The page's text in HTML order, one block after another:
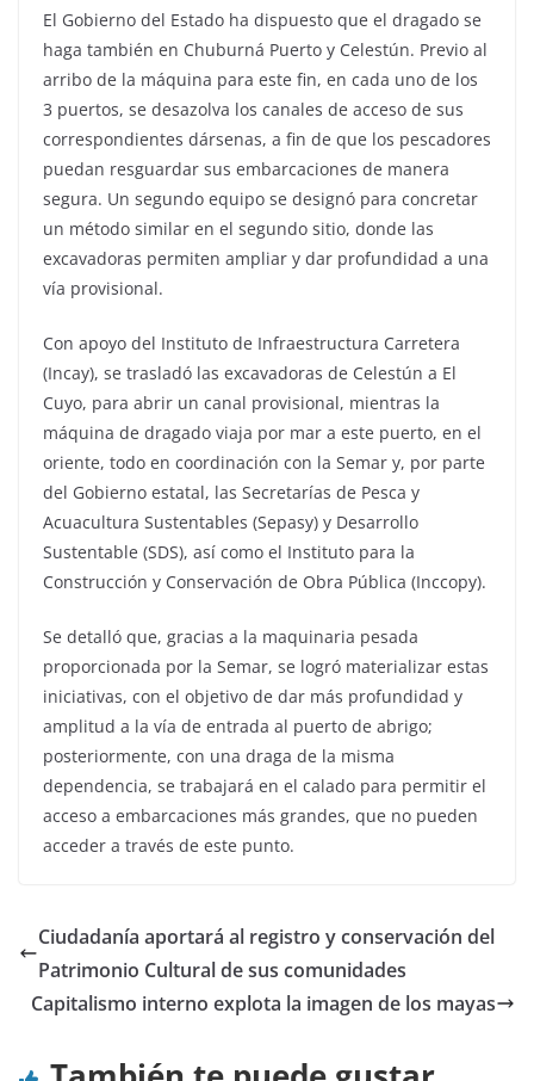
El Gobierno del Estado ha dispuesto que el dragado se
haga también en Chuburná Puerto y Celestún. Previo al
arribo de la máquina para este fin, en cada uno de los
3 puertos, se desazolva los canales de acceso de sus
correspondientes dársenas, a fin de que los pescadores
puedan resguardar sus embarcaciones de manera
segura. Un segundo equipo se designó para concretar
un método similar en el segundo sitio, donde las
excavadoras permiten ampliar y dar profundidad a una
vía provisional.
Con apoyo del Instituto de Infraestructura Carretera
(Incay), se trasladó las excavadoras de Celestún a El
Cuyo, para abrir un canal provisional, mientras la
máquina de dragado viaja por mar a este puerto, en el
oriente, todo en coordinación con la Semar y, por parte
del Gobierno estatal, las Secretarías de Pesca y
Acuacultura Sustentables (Sepasy) y Desarrollo
Sustentable (SDS), así como el Instituto para la
Construcción y Conservación de Obra Pública (Inccopy).
Se detalló que, gracias a la maquinaria pesada
proporcionada por la Semar, se logró materializar estas
iniciativas, con el objetivo de dar más profundidad y
amplitud a la vía de entrada al puerto de abrigo;
posteriormente, con una draga de la misma
dependencia, se trabajará en el calado para permitir el
acceso a embarcaciones más grandes, que no pueden
acceder a través de este punto.
Ciudadanía aportará al registro y conservación del
Patrimonio Cultural de sus comunidades
Capitalismo interno explota la imagen de los mayas